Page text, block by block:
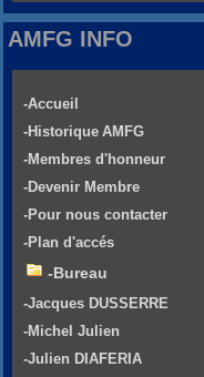
AMFG INFO
-Accueil
-Historique AMFG
-Membres d'honneur
-Devenir Membre
-Pour nous contacter
-Plan d'accés
-Bureau
-Jacques DUSSERRE
-Michel Julien
-Julien DIAFERIA